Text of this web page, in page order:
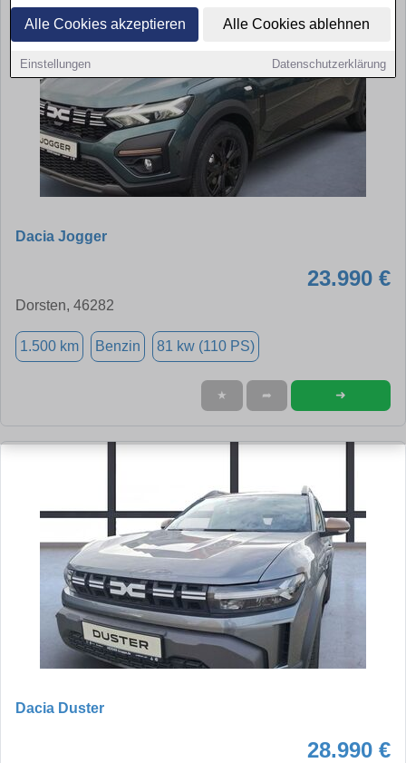
Alle Cookies akzeptieren Alle Cookies ablehnen
Einstellungen Datenschutzerklärung
Dacia Jogger
23.990 €
Dorsten, 46282
1.500 km Benzin 81 kw (110 PS)
★ ➦ ➜
Dacia Duster
28.990 €